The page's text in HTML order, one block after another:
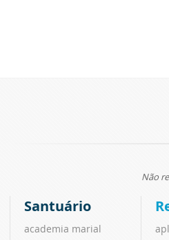
Não
Santuário
academia marial